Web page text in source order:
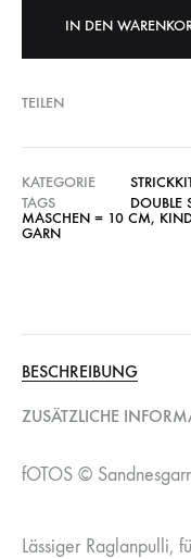
IN DEN
TEILEN
KATEGORIE
TAGS
DOUBLE
MASCHEN = 10 CM,
GARN
BESCHREIBUNG
ZUSÄTZLICHE
fOTOS ©
Lässiger Raglanpulli,